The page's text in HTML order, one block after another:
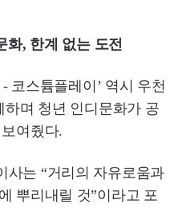
화, 한계 없는 도전
코스튬플레이’ 역시 우천
며 청년 인디문화가 공
여줬다.
사는 “거리의 자유로움과
뿌리내릴 것”이라고 포